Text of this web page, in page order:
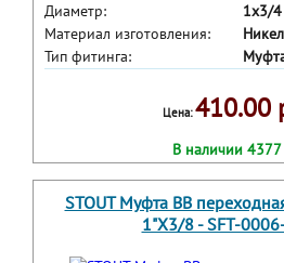
Диаметр:
1x3/4
Материал изготовления:
Тип фитинга:
Цена:410.00
В наличии 4377
STOUT Муфта ВВ
1"X3/8 - SFT-